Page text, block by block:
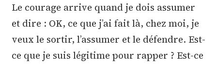
Le courage arrive quand je dois assumer
et dire : OK, ce que j’ai fait là, chez moi, je
veux le sortir, l’assumer et le défendre. Est-
ce que je suis légitime pour rapper ? Est-ce